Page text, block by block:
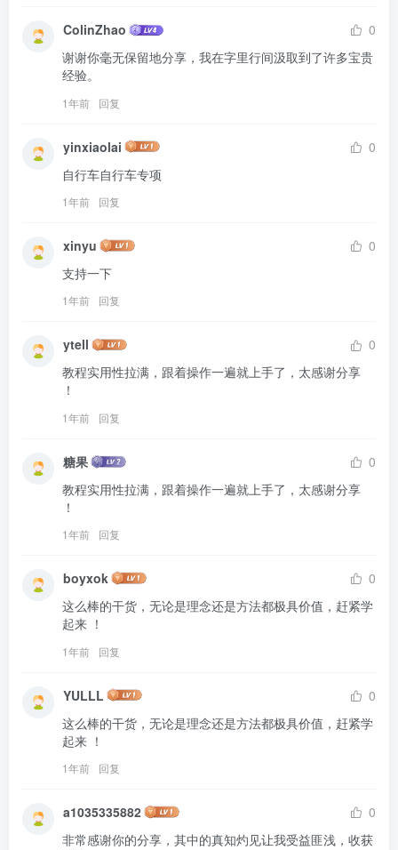
ColinZhao
0
谢谢你毫无保留地分享，我在字里行间汲取到了许多宝贵
经验。
1年前 回复
yinxiaolai
0
自行车自行车专项
1年前 回复
xinyu
0
支持一下
1年前 回复
ytell
0
教程实用性拉满，跟着操作一遍就上手了，太感谢分享
！
1年前 回复
糖果
0
教程实用性拉满，跟着操作一遍就上手了，太感谢分享
！
1年前 回复
boyxok
0
这么棒的干货，无论是理念还是方法都极具价值，赶紧学
起来 ！
1年前 回复
YULLL
0
这么棒的干货，无论是理念还是方法都极具价值，赶紧学
起来 ！
1年前 回复
a1035335882
0
非常感谢你的分享，其中的真知灼见让我受益匪浅，收获